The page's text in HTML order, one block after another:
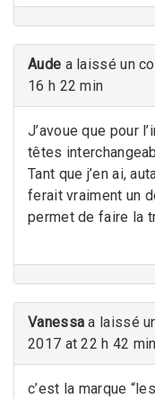
Aude a laissé un
16 h 22 min
J’avoue que pour
têtes
Tant que j’en ai,
ferait vraiment un
permet de faire la
Vanessa a laissé
2017 at 22 h 42 min
c’est la marque